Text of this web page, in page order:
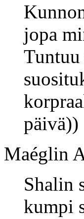
jopa
Tuntuu
päivä))
Maéglin
Shalin
kumpi